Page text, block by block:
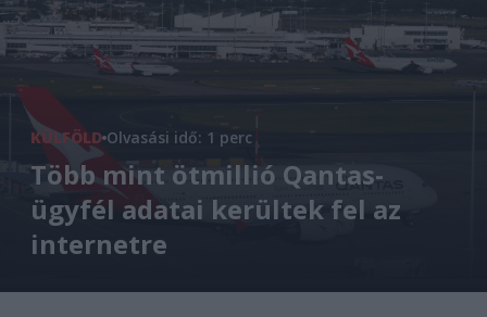
KÜLFÖLD Olvasási idő: 1 perc
Több mint ötmillió Qantas-
ügyfél adatai kerültek fel az
internetre